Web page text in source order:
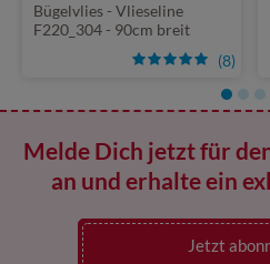
(8)
Bügelvlies - Vlieseline
F220_304 - 90cm breit
Melde Dich jetzt für
an und erhalte ein
Jetzt